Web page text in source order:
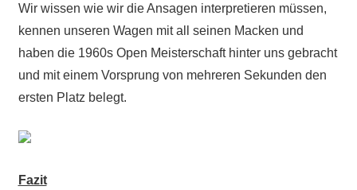
Wir wissen wie wir die Ansagen interpretieren müssen,
kennen unseren Wagen mit all seinen Macken und
haben die 1960s Open Meisterschaft hinter uns gebracht
und mit einem Vorsprung von mehreren Sekunden den
ersten Platz belegt.
Fazit